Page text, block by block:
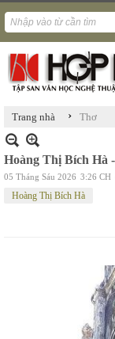
Trang nhà › Thơ
Hoàng Thị Bích Hà
05 Tháng Sáu 2026 3:26 CH
Hoàng Thị Bích Hà